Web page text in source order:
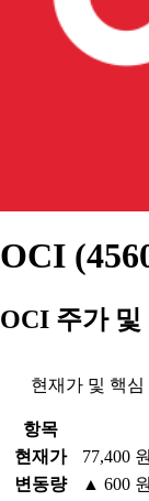
OCI
OCI 주가 및
현재가 및 핵심
항목
현재가
77,400 원
변동량
▲ 600 원